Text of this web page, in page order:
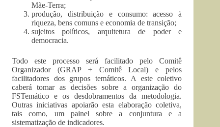
Mãe-Terra;
produção, distribuição e consumo: acesso à
riqueza, bens comuns e economia de transição;
sujeitos políticos, arquitetura de poder e
democracia.
Todo este processo será facilitado pelo Comitê
Organizador (GRAP + Comitê Local) e pelos
facilitadores dos grupos temáticos. A este coletivo
caberá tomar as decisões sobre a organização do
FSTemático e os desdobramentos da metodologia.
Outras iniciativas apoiarão esta elaboração coletiva,
tais como, um painel sobre a conjuntura e a
sistematização de indicadores.